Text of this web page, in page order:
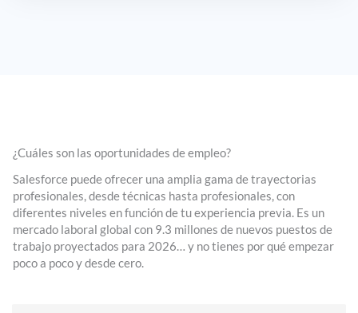
¿Cuáles son las oportunidades de empleo?
Salesforce puede ofrecer una amplia gama de trayectorias
profesionales, desde técnicas hasta profesionales, con
diferentes niveles en función de tu experiencia previa. Es un
mercado laboral global con 9.3 millones de nuevos puestos de
trabajo proyectados para 2026… y no tienes por qué empezar
poco a poco y desde cero.